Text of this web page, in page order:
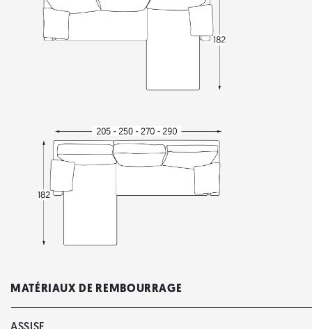
MATÉRIAUX DE REMBOURRAGE